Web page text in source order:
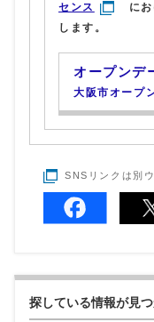
センス
に
します。
オープンデ
大阪市オープ
SNSリンクは別
探している情報が見